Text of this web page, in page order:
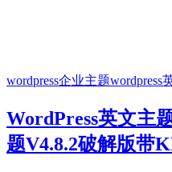
wordpress企业主题wordpress
WordPress英文主
题V4.8.2破解版带